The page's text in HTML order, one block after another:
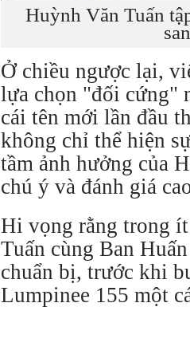
Huỳnh Văn Tuấn
Ở chiều ngược lại,
lựa chọn "đối cứng"
cái tên mới lần đầu
không chỉ thể hiện
tầm ảnh hưởng của
chú ý và đánh giá
Hi vọng rằng trong
Tuấn cùng Ban
chuẩn bị, trước khi
Lumpinee 155 một